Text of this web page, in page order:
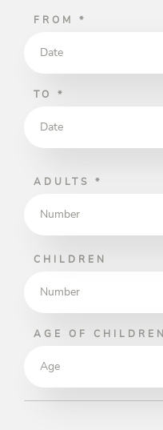
FROM *
TO *
ADULTS *
CHILDREN
AGE OF CHILDREN